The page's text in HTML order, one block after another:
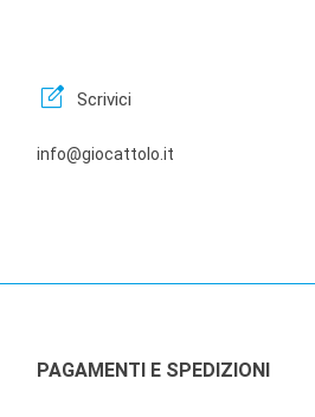
edit_square Scrivici
info@giocattolo.it
PAGAMENTI E SPEDIZIONI